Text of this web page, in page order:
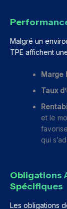
Malgré un
TPE affichent
Marge
Taux
et le
qui
Obligations
Spécifiques
Les obligations